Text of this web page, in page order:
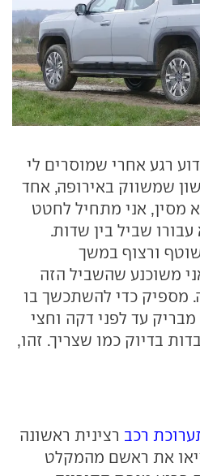
רגע אחרי שמוסרים לי
שמשווק באירופה, אחד
מסין, אני מתחיל לחטט
שביל בין שדות.
שוטף ורצוף במשך
משוכנע שהשביל הזה
מספיק כדי להשתכשך בו
עד לפני דקה וחצי
בדיוק כמו שצריך. זהו,
רכב רצינית ראשונה
את ראשם מהמקלט